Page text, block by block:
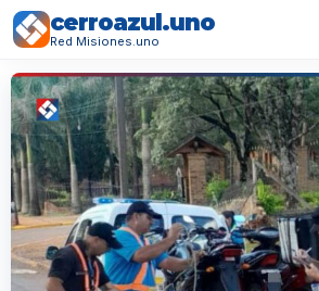
cerroazul.uno
Red Misiones.uno